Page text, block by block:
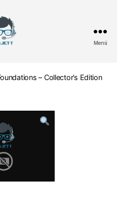
Menü
– Collector’s Edition